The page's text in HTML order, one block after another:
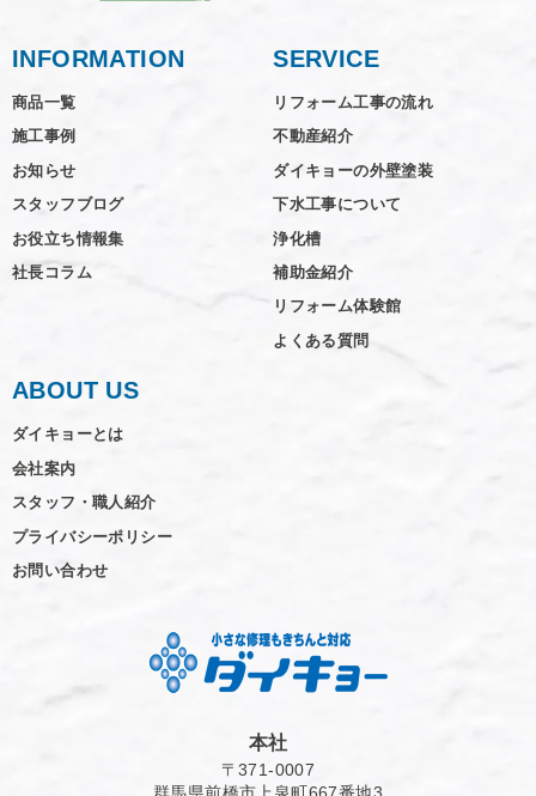
INFORMATION
商品一覧
施工事例
お知らせ
スタッフブログ
お役立ち情報集
社長コラム
SERVICE
リフォーム工事の流れ
不動産紹介
ダイキョーの外壁塗装
下水工事について
浄化槽
補助金紹介
リフォーム体験館
よくある質問
ABOUT US
ダイキョーとは
会社案内
スタッフ・職人紹介
プライバシーポリシー
お問い合わせ
本社
〒371-0007